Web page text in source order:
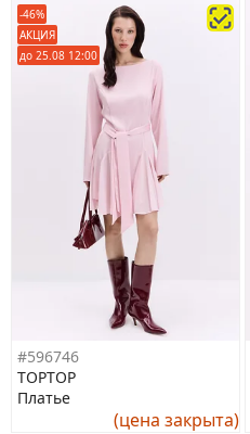
-46%
АКЦИЯ
до 25.08 12:00
#596746
TOPTOP
Платье
(цена закрыта)